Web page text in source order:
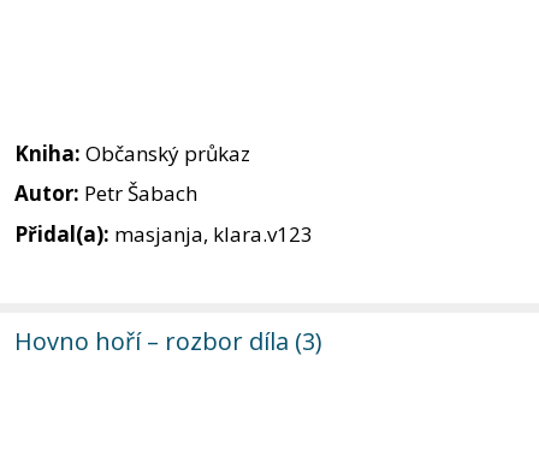
Kniha: Občanský průkaz
Autor: Petr Šabach
Přidal(a): masjanja, klara.v123
Hovno hoří – rozbor díla (3)